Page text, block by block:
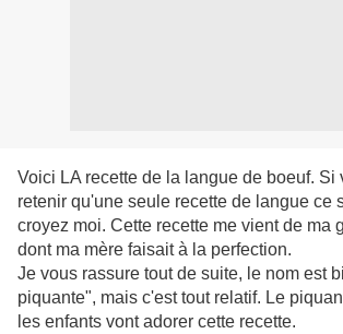
Voici LA recette de la langue de boeuf. Si
retenir qu'une seule recette de langue ce
croyez moi. Cette recette me vient de ma
dont ma mère faisait à la perfection.
Je vous rassure tout de suite, le nom est
piquante", mais c'est tout relatif. Le
les enfants vont adorer cette recette.